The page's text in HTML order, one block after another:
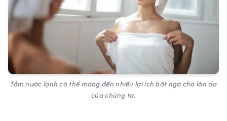
Tắm nước lạnh có thể mang đến nhiều lợi ích bất ngờ cho làn da
của chúng ta.